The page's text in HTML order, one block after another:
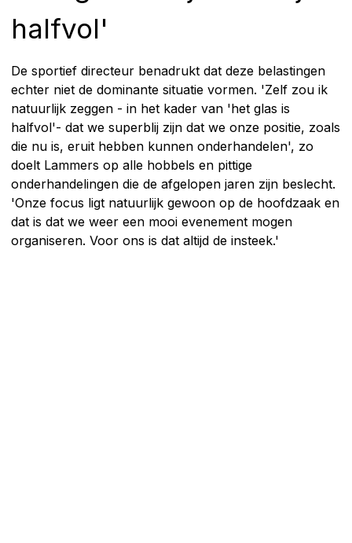
halfvol'
De sportief directeur benadrukt dat deze belastingen
echter niet de dominante situatie vormen. 'Zelf zou ik
natuurlijk zeggen - in het kader van 'het glas is
halfvol'- dat we superblij zijn dat we onze positie, zoals
die nu is, eruit hebben kunnen onderhandelen', zo
doelt Lammers op alle hobbels en pittige
onderhandelingen die de afgelopen jaren zijn beslecht.
'Onze focus ligt natuurlijk gewoon op de hoofdzaak en
dat is dat we weer een mooi evenement mogen
organiseren. Voor ons is dat altijd de insteek.'